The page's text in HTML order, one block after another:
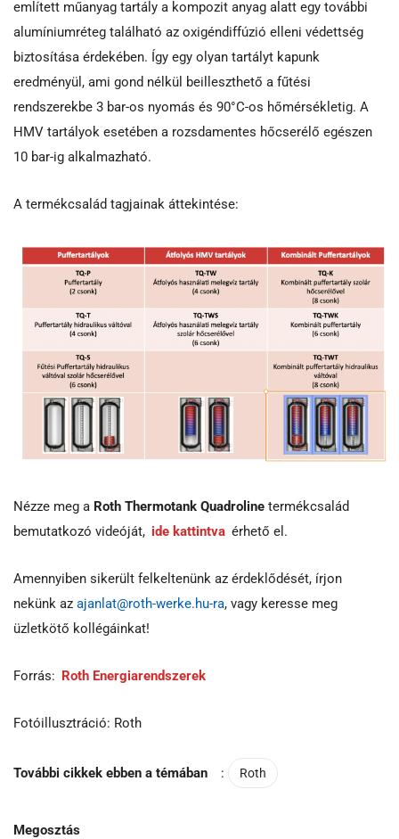
említett műanyag tartály a kompozit anyag alatt egy további
alumíniumréteg található az oxigéndiffúzió elleni védettség
biztosítása érdekében. Így egy olyan tartályt kapunk
eredményül, ami gond nélkül beilleszthető a fűtési
rendszerekbe 3 bar-os nyomás és 90°C-os hőmérsékletig. A
HMV tartályok esetében a rozsdamentes hőcserélő egészen
10 bar-ig alkalmazható.
A termékcsalád tagjainak áttekintése:
Nézze meg a Roth Thermotank Quadroline termékcsalád
bemutatkozó videóját, ide kattintva érhető el.
Amennyiben sikerült felkeltenünk az érdeklődését, írjon
nekünk az ajanlat@roth-werke.hu-ra, vagy keresse meg
üzletkötő kollégáinkat!
Forrás: Roth Energiarendszerek
Fotóillusztráció: Roth
További cikkek ebben a témában : Roth
Megosztás